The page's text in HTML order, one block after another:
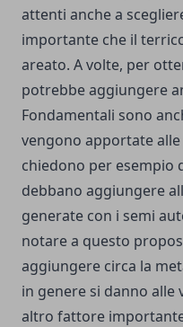
attenti anche a
importante che il
areato. A volte, per
potrebbe aggiungere
Fondamentali sono
vengono apportate
chiedono per esempio
debbano aggiungere
generate con i semi
notare a questo
aggiungere circa la
in genere si danno
altro fattore